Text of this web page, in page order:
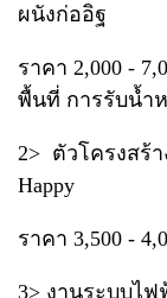
ผนังก่ออิฐ
ราคา 2,000 -
พื้นที่ การรับน้ำ
2> ตัวโครงสร้
Happy
ราคา 3,500 -
3> งานระบบไ